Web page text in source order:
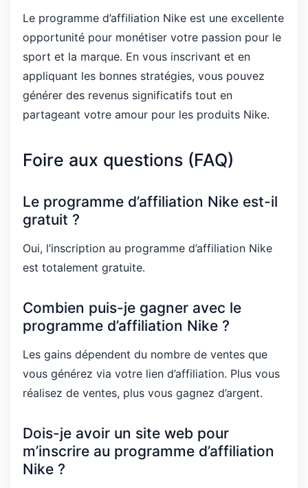
Le programme d’affiliation Nike est une excellente
opportunité pour monétiser votre passion pour le
sport et la marque. En vous inscrivant et en
appliquant les bonnes stratégies, vous pouvez
générer des revenus significatifs tout en
partageant votre amour pour les produits Nike.
Foire aux questions (FAQ)
Le programme d’affiliation Nike est-il
gratuit ?
Oui, l’inscription au programme d’affiliation Nike
est totalement gratuite.
Combien puis-je gagner avec le
programme d’affiliation Nike ?
Les gains dépendent du nombre de ventes que
vous générez via votre lien d’affiliation. Plus vous
réalisez de ventes, plus vous gagnez d’argent.
Dois-je avoir un site web pour
m’inscrire au programme d’affiliation
Nike ?